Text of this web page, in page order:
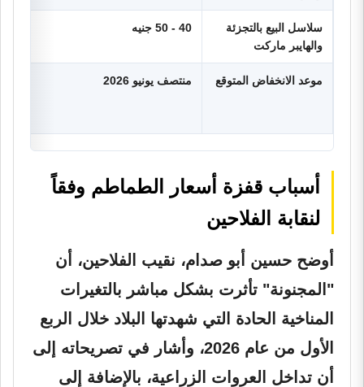
سلاسل البيع بالتجزئة
والهايبر ماركت
40 - 50 جنيه
موعد الانخفاض المتوقع منتصف يونيو 2026
أسباب قفزة أسعار الطماطم وفقاً
لنقابة الفلاحين
أوضح حسين أبو صدام، نقيب الفلاحين، أن
"المجنونة" تأثرت بشكل مباشر بالتغيرات
المناخية الحادة التي شهدتها البلاد خلال الربع
الأول من عام 2026، وأشار في تصريحاته إلى
أن تداخل العروات الزراعية، بالإضافة إلى